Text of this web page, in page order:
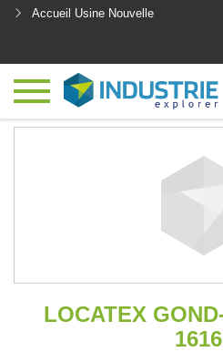
Accueil Usine Nouvelle
LOCATEX